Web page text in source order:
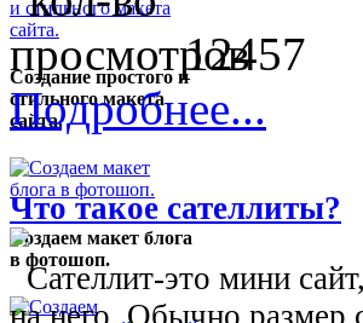
Создание простого и
стильного макета
сайта.
Создаем макет блога
в фотошоп.
12457
Подробнее...
Что такое сателлиты?
Сателлит-это мини